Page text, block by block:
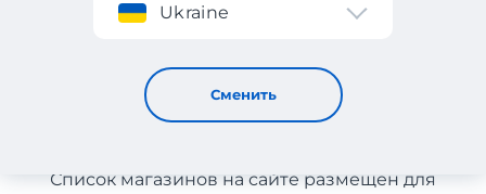
Ukraine
Сменить
Спортивные товары
Спортивные товары с
доставкой в Украину
Список магазинов на сайте размещен для